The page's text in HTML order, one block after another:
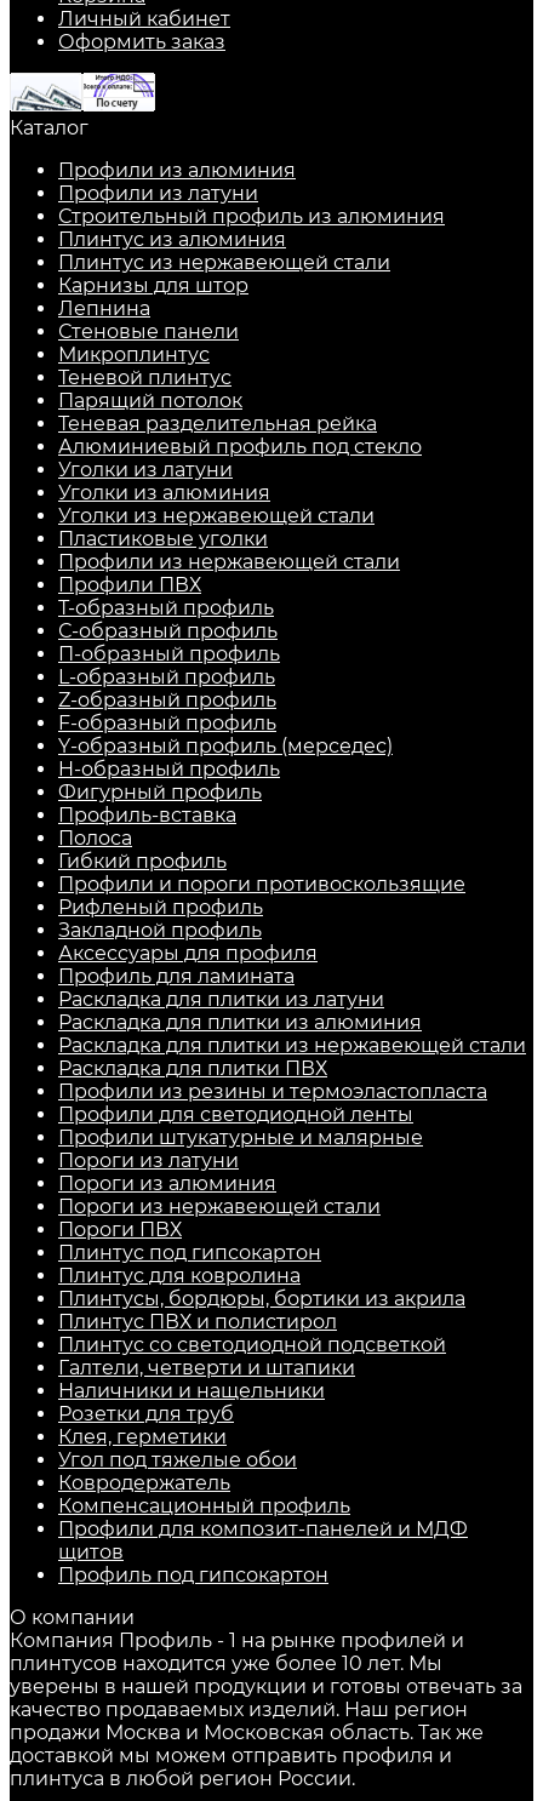
Личный кабинет
Оформить заказ
Каталог
Профили из алюминия
Профили из латуни
Строительный профиль из алюминия
Плинтус из алюминия
Плинтус из нержавеющей стали
Карнизы для штор
Лепнина
Стеновые панели
Микроплинтус
Теневой плинтус
Парящий потолок
Теневая разделительная рейка
Алюминиевый профиль под стекло
Уголки из латуни
Уголки из алюминия
Уголки из нержавеющей стали
Пластиковые уголки
Профили из нержавеющей стали
Профили ПВХ
Т-образный профиль
С-образный профиль
П-образный профиль
L-образный профиль
Z-образный профиль
F-образный профиль
Y-образный профиль (мерседес)
H-образный профиль
Фигурный профиль
Профиль-вставка
Полоса
Гибкий профиль
Профили и пороги противоскользящие
Рифленый профиль
Закладной профиль
Аксессуары для профиля
Профиль для ламината
Раскладка для плитки из латуни
Раскладка для плитки из алюминия
Раскладка для плитки из нержавеющей стали
Раскладка для плитки ПВХ
Профили из резины и термоэластопласта
Профили для светодиодной ленты
Профили штукатурные и малярные
Пороги из латуни
Пороги из алюминия
Пороги из нержавеющей стали
Пороги ПВХ
Плинтус под гипсокартон
Плинтус для ковролина
Плинтусы, бордюры, бортики из акрила
Плинтус ПВХ и полистирол
Плинтус со светодиодной подсветкой
Галтели, четверти и штапики
Наличники и нащельники
Розетки для труб
Клея, герметики
Угол под тяжелые обои
Ковродержатель
Компенсационный профиль
Профили для композит-панелей и МДФ
щитов
Профиль под гипсокартон
О компании
Компания Профиль - 1 на рынке профилей и
плинтусов находится уже более 10 лет. Мы
уверены в нашей продукции и готовы отвечать за
качество продаваемых изделий. Наш регион
продажи Москва и Московская область. Так же
доставкой мы можем отправить профиля и
плинтуса в любой регион России.